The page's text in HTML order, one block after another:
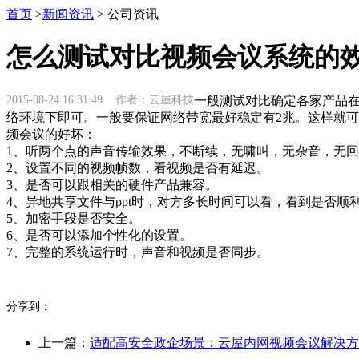
首页 >新闻资讯 > 公司资讯
怎么测试对比视频会议系统的
2015-08-24 16:31:49 作者：云屋科技一般测试对比确定各家产品
络环境下即可。一般要保证网络带宽最好稳定有2兆。这样就
频会议的好坏：
1、听两个点的声音传输效果，不断续，无啸叫，无杂音，无回
2、设置不同的视频帧数，看视频是否有延迟。
3、是否可以跟相关的硬件产品兼容。
4、异地共享文件与ppt时，对方多长时间可以看，看到是否顺利
5、加密手段是否安全。
6、是否可以添加个性化的设置。
7、完整的系统运行时，声音和视频是否同步。
分享到：
上一篇： 适配高安全政企场景：云屋内网视频会议解决